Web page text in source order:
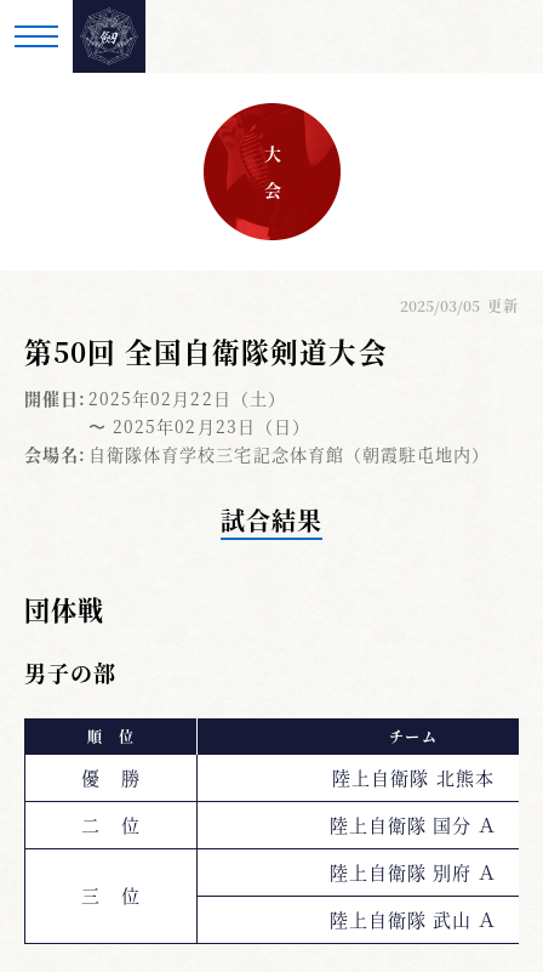
大 会
2025/03/05 更新
第50回 全国自衛隊剣道大会
開催日: 2025年02月22日（土）
〜 2025年02月23日（日）
会場名: 自衛隊体育学校三宅記念体育館（朝霞駐屯地内）
試合結果
団体戦
男子の部
順 位 チーム
優 勝
陸上自衛隊 北熊本
二 位
陸上自衛隊 国分 Ａ
三 位
陸上自衛隊 別府 Ａ
陸上自衛隊 武山 Ａ